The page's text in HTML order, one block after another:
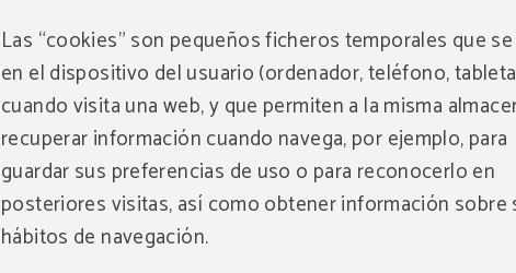
Las “cookies” son pequeños ficheros temporales que
en el dispositivo del usuario (ordenador, teléfono,
cuando visita una web, y que permiten a la misma
recuperar información cuando navega, por ejemplo, para
guardar sus preferencias de uso o para reconocerlo en
posteriores visitas, así como obtener información sobre
hábitos de navegación.